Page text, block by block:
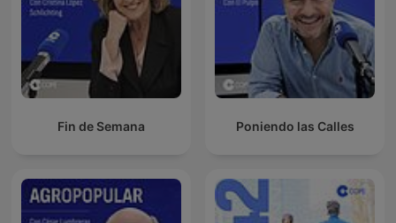
Fin de Semana Poniendo las Calles